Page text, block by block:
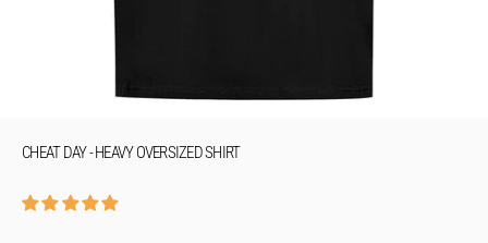
CHEAT DAY - HEAVY OVERSIZED SHIRT